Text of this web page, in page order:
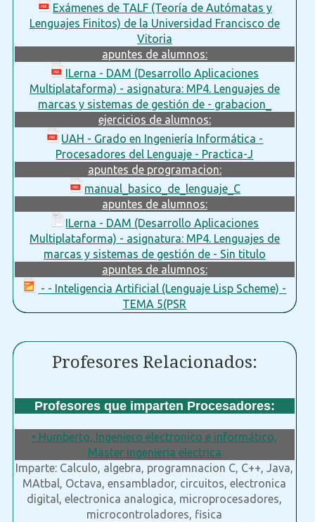
Exámenes de TALF (Teoría de Autómatas y
Lenguajes Finitos) de la Universidad Francisco de
Vitoria
apuntes de alumnos:
ILerna - DAM (Desarrollo Aplicaciones
Multiplataforma) - asignatura: MP4. Lenguajes de
marcas y sistemas de gestión de - grabacion_
ejercicios de alumnos:
UAH - Grado en Ingeniería Informática -
Procesadores del Lenguaje - Practica-J
apuntes de programacion:
manual_basico_de_lenguaje_C
apuntes de alumnos:
ILerna - DAM (Desarrollo Aplicaciones
Multiplataforma) - asignatura: MP4. Lenguajes de
marcas y sistemas de gestión de - Sin titulo
apuntes de alumnos:
- - Inteligencia Artificial (Lenguaje Lisp Scheme) -
TEMA 5(PSR
Profesores Relacionados:
Profesores que imparten Procesadores:
• Humberto, Ingeniero electronico e informático,
Master ingenieria electrica
Imparte: Calculo, algebra, programnacion C, C++, Java,
MAtbal, Octava, ensamblador, circuitos, electronica
digital, electronica analogica, microprocesadores,
microcontroladores, fisica